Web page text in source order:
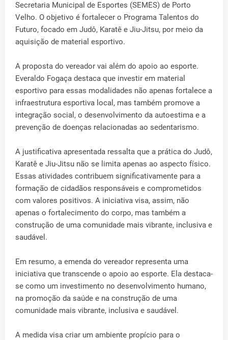
Secretaria Municipal de Esportes (SEMES) de Porto
Velho. O objetivo é fortalecer o Programa Talentos do
Futuro, focado em Judô, Karatê e Jiu-Jitsu, por meio da
aquisição de material esportivo.
A proposta do vereador vai além do apoio ao esporte.
Everaldo Fogaça destaca que investir em material
esportivo para essas modalidades não apenas fortalece a
infraestrutura esportiva local, mas também promove a
integração social, o desenvolvimento da autoestima e a
prevenção de doenças relacionadas ao sedentarismo.
A justificativa apresentada ressalta que a prática do Judô,
Karatê e Jiu-Jitsu não se limita apenas ao aspecto físico.
Essas atividades contribuem significativamente para a
formação de cidadãos responsáveis e comprometidos
com valores positivos. A iniciativa visa, assim, não
apenas o fortalecimento do corpo, mas também a
construção de uma comunidade mais vibrante, inclusiva e
saudável.
Em resumo, a emenda do vereador representa uma
iniciativa que transcende o apoio ao esporte. Ela destaca-
se como um investimento no desenvolvimento humano,
na promoção da saúde e na construção de uma
comunidade mais vibrante, inclusiva e saudável.
A medida visa criar um ambiente propício para o